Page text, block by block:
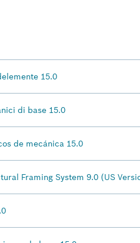
15.0
di base 15.0
de mecánica 15.0
Framing System 9.0 (US